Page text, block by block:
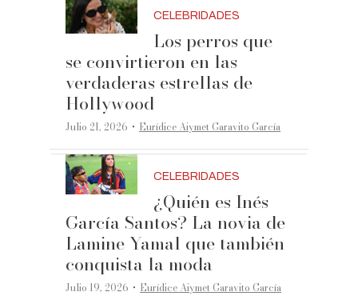
CELEBRIDADES
Los perros que
se convirtieron en las
verdaderas estrellas de
Hollywood
Julio 21, 2026 ·Eurídice Aiymet Garavito García
CELEBRIDADES
¿Quién es Inés
García Santos? La novia de
Lamine Yamal que también
conquista la moda
Julio 19, 2026 ·Eurídice Aiymet Garavito García